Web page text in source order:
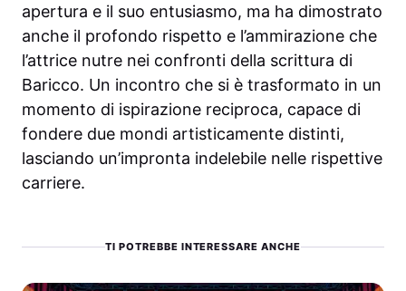
apertura e il suo entusiasmo, ma ha dimostrato
anche il profondo rispetto e l’ammirazione che
l’attrice nutre nei confronti della scrittura di
Baricco. Un incontro che si è trasformato in un
momento di ispirazione reciproca, capace di
fondere due mondi artisticamente distinti,
lasciando un’impronta indelebile nelle rispettive
carriere.
TI POTREBBE INTERESSARE ANCHE